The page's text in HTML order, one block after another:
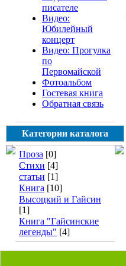
писателе
Видео:
Юбилейный
концерт
Видео: Прогулка
по
Первомайской
Фотоальбом
Гостевая книга
Обратная связь
Категории каталога
Проза [0]
Стихи [4]
статьи [1]
Книга [10]
Высоцкий и Гайсин
[1]
Книга "Гайсинские
легенды" [4]